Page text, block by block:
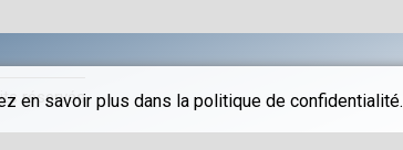
en savoir plus dans la politique de confidentialité.
réservés